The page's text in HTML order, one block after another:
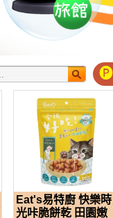
Eat's易特廚 快樂時
光咔脆餅乾 田園嫩